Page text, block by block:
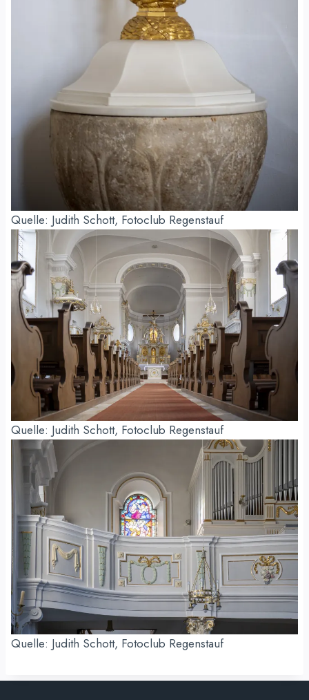
Quelle: Judith Schott, Fotoclub Regenstauf
Quelle: Judith Schott, Fotoclub Regenstauf
Quelle: Judith Schott, Fotoclub Regenstauf